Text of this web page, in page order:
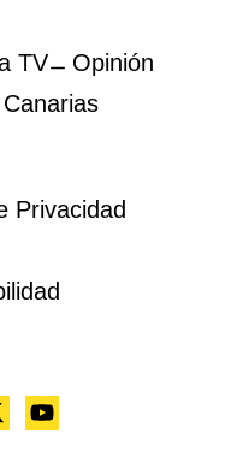
TV
Opinión
Canarias
Privacidad